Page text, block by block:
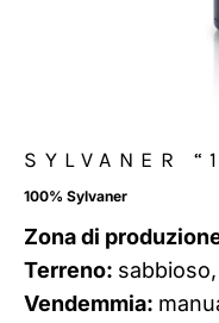
SYLVANER
100% Sylvaner
Zona di
Terreno:
Vendemmia: